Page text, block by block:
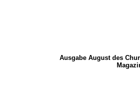
Ausgabe August des